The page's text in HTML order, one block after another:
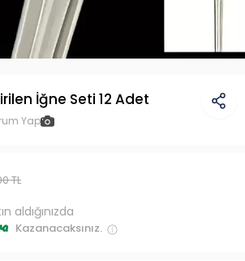
İğne Seti 12 Adet
Yap
TL
aldığınızda
Kazanacaksınız.